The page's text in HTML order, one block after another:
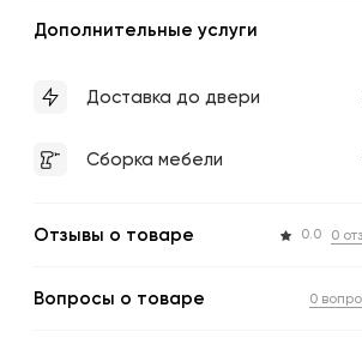
Дополнительные услуги
Доставка до двери
Сборка мебели
Отзывы о товаре 0.0 0
Вопросы о товаре 0